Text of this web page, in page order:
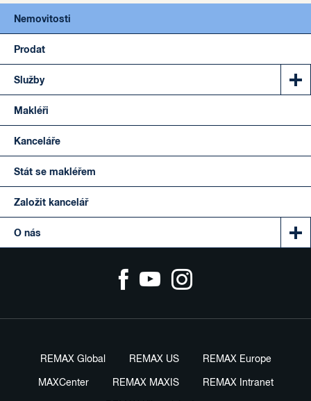
Nemovitosti
Prodat
Služby
Makléři
Kanceláře
Stát se makléřem
Založit kancelář
O nás
REMAX Global REMAX US REMAX Europe
MAXCenter REMAX MAXIS REMAX Intranet